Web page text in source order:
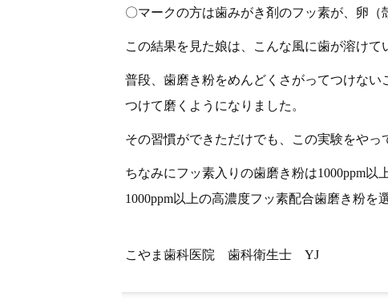
〇マークの方は歯みがき剤のフッ素が、卵（
この結果を見た娘は、こんな風に歯が溶けて
普段、歯磨き粉をめんどくさがってつけな
つけて磨くようになりました。
その習慣ができただけでも、この実験をやっ
ちなみにフッ素入りの歯磨き粉は1000ppm
1000ppm以上の高濃度フッ素配合歯磨き粉を
こやま歯科医院 歯科衛生士 YJ